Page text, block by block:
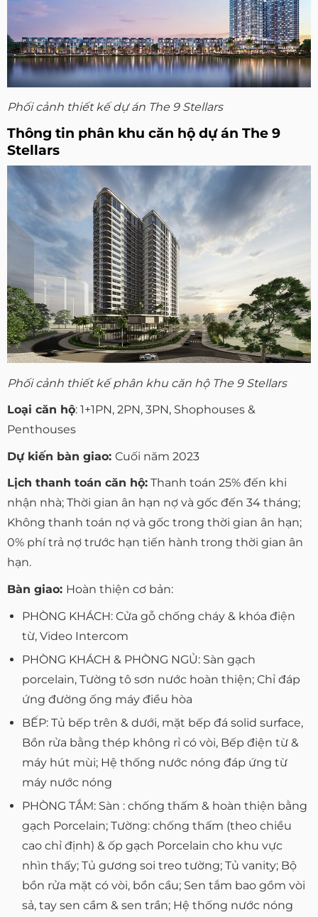
Phối cảnh thiết kế dự án The 9 Stellars
Thông tin phân khu căn hộ dự án The 9
Stellars
Phối cảnh thiết kế phân khu căn hộ The 9 Stellars
Loại căn hộ: 1+1PN, 2PN, 3PN, Shophouses &
Penthouses
Dự kiến bàn giao: Cuối năm 2023
Lịch thanh toán căn hộ: Thanh toán 25% đến khi
nhận nhà; Thời gian ân hạn nợ và gốc đến 34 tháng;
Không thanh toán nợ và gốc trong thời gian ân hạn;
0% phí trả nợ trước hạn tiến hành trong thời gian ân
hạn.
Bàn giao: Hoàn thiện cơ bản:
PHÒNG KHÁCH: Cửa gỗ chống cháy & khóa điện
từ, Video Intercom
PHÒNG KHÁCH & PHÒNG NGỦ: Sàn gạch
porcelain, Tường tô sơn nước hoàn thiện; Chỉ đáp
ứng đường ống máy điều hòa
BẾP: Tủ bếp trên & dưới, mặt bếp đá solid surface,
Bồn rửa bằng thép không rỉ có vòi, Bếp điện từ &
máy hút mùi; Hệ thống nước nóng đáp ứng từ
máy nước nóng
PHÒNG TẮM: Sàn : chống thấm & hoàn thiện bằng
gạch Porcelain; Tường: chống thấm (theo chiều
cao chỉ định) & ốp gạch Porcelain cho khu vực
nhìn thấy; Tủ gương soi treo tường; Tủ vanity; Bộ
bồn rửa mặt có vòi, bồn cầu; Sen tắm bao gồm vòi
sả, tay sen cầm & sen trần; Hệ thống nước nóng